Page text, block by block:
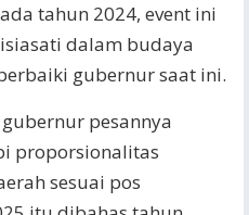
tahun 2024, event ini
dalam budaya
gubernur saat ini.
pesannya
proporsionalitas
sesuai pos